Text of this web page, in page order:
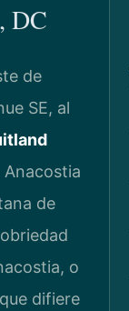
DC
de
SE, al
de
o
difiere